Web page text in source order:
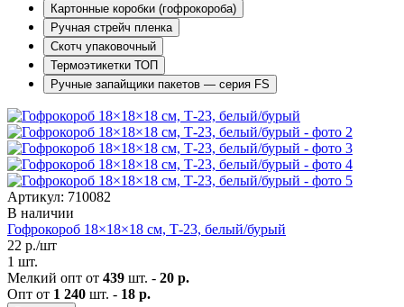
Картонные коробки (гофрокороба)
Ручная стрейч пленка
Скотч упаковочный
Термоэтикетки ТОП
Ручные запайщики пакетов — серия FS
Артикул: 710082
В наличии
Гофрокороб 18×18×18 см, Т-23, белый/бурый
22 р./шт
1 шт.
Мелкий опт от 439 шт. - 20 р.
Опт от 1 240 шт. - 18 р.